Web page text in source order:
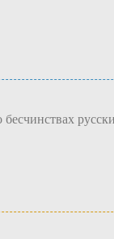
бесчинствах